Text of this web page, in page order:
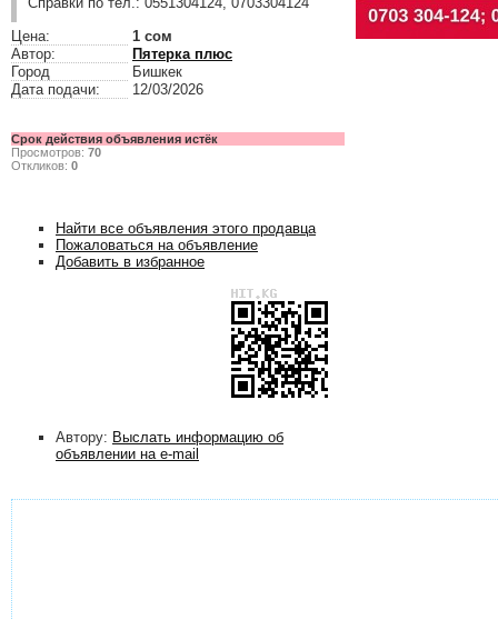
Цена:
1 сом
Автор:
Пятерка плюс
Город
Бишкек
Дата подачи:
12/03/2026
Срок действия объявления истёк
Просмотров: 70
Откликов: 0
Найти все объявления этого продавца
Пожаловаться на объявление
Добавить в избранное
Автору: Выслать информацию об
объявлении на e-mail